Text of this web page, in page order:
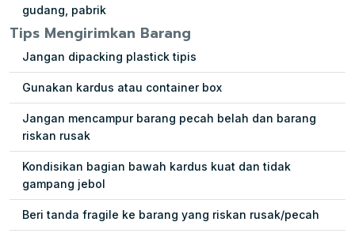
gudang, pabrik
Tips Mengirimkan Barang
Jangan dipacking plastick tipis
Gunakan kardus atau container box
Jangan mencampur barang pecah belah dan barang
riskan rusak
Kondisikan bagian bawah kardus kuat dan tidak
gampang jebol
Beri tanda fragile ke barang yang riskan rusak/pecah